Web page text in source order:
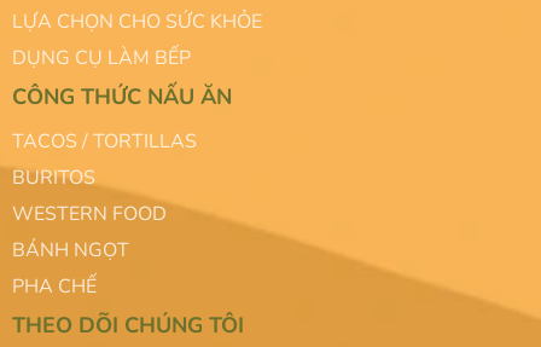
LỰA CHỌN CHO SỨC KHỎE
DỤNG CỤ LÀM BẾP
CÔNG THỨC NẤU ĂN
TACOS / TORTILLAS
BURITOS
WESTERN FOOD
BÁNH NGỌT
PHA CHẾ
THEO DÕI CHÚNG TÔI